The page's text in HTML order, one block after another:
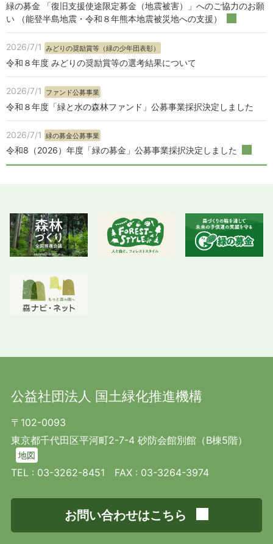
緑の募金 「復旧支援使途限定募金（地震被害）」へのご協力のお願
い （能登半島地震・令和８年熊本地震被災地への支援）
2026/7/1 みどりの奨励賞等（緑の少年団表彰）
令和８年度 みどりの奨励賞等の選考結果について
2026/7/1 ファンド公募事業
令和８年度「緑と水の森林ファンド」公募事業採択決定しました
2026/7/1 緑の募金公募事業
令和8（2026）年度「緑の募金」公募事業採択決定しました
公益社団法人 国土緑化推進機構
〒102-0093
東京都千代田区平河町2-7-4 砂防会館別館（B棟5階）
地図
TEL : 03-3262-8451 FAX : 03-3264-3974
お問い合わせはこちら